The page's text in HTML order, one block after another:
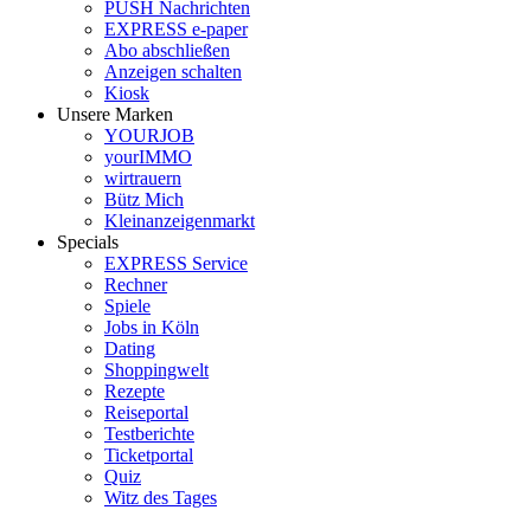
PUSH Nachrichten
EXPRESS e-paper
Abo abschließen
Anzeigen schalten
Kiosk
Unsere Marken
YOURJOB
yourIMMO
wirtrauern
Bütz Mich
Kleinanzeigenmarkt
Specials
EXPRESS Service
Rechner
Spiele
Jobs in Köln
Dating
Shoppingwelt
Rezepte
Reiseportal
Testberichte
Ticketportal
Quiz
Witz des Tages